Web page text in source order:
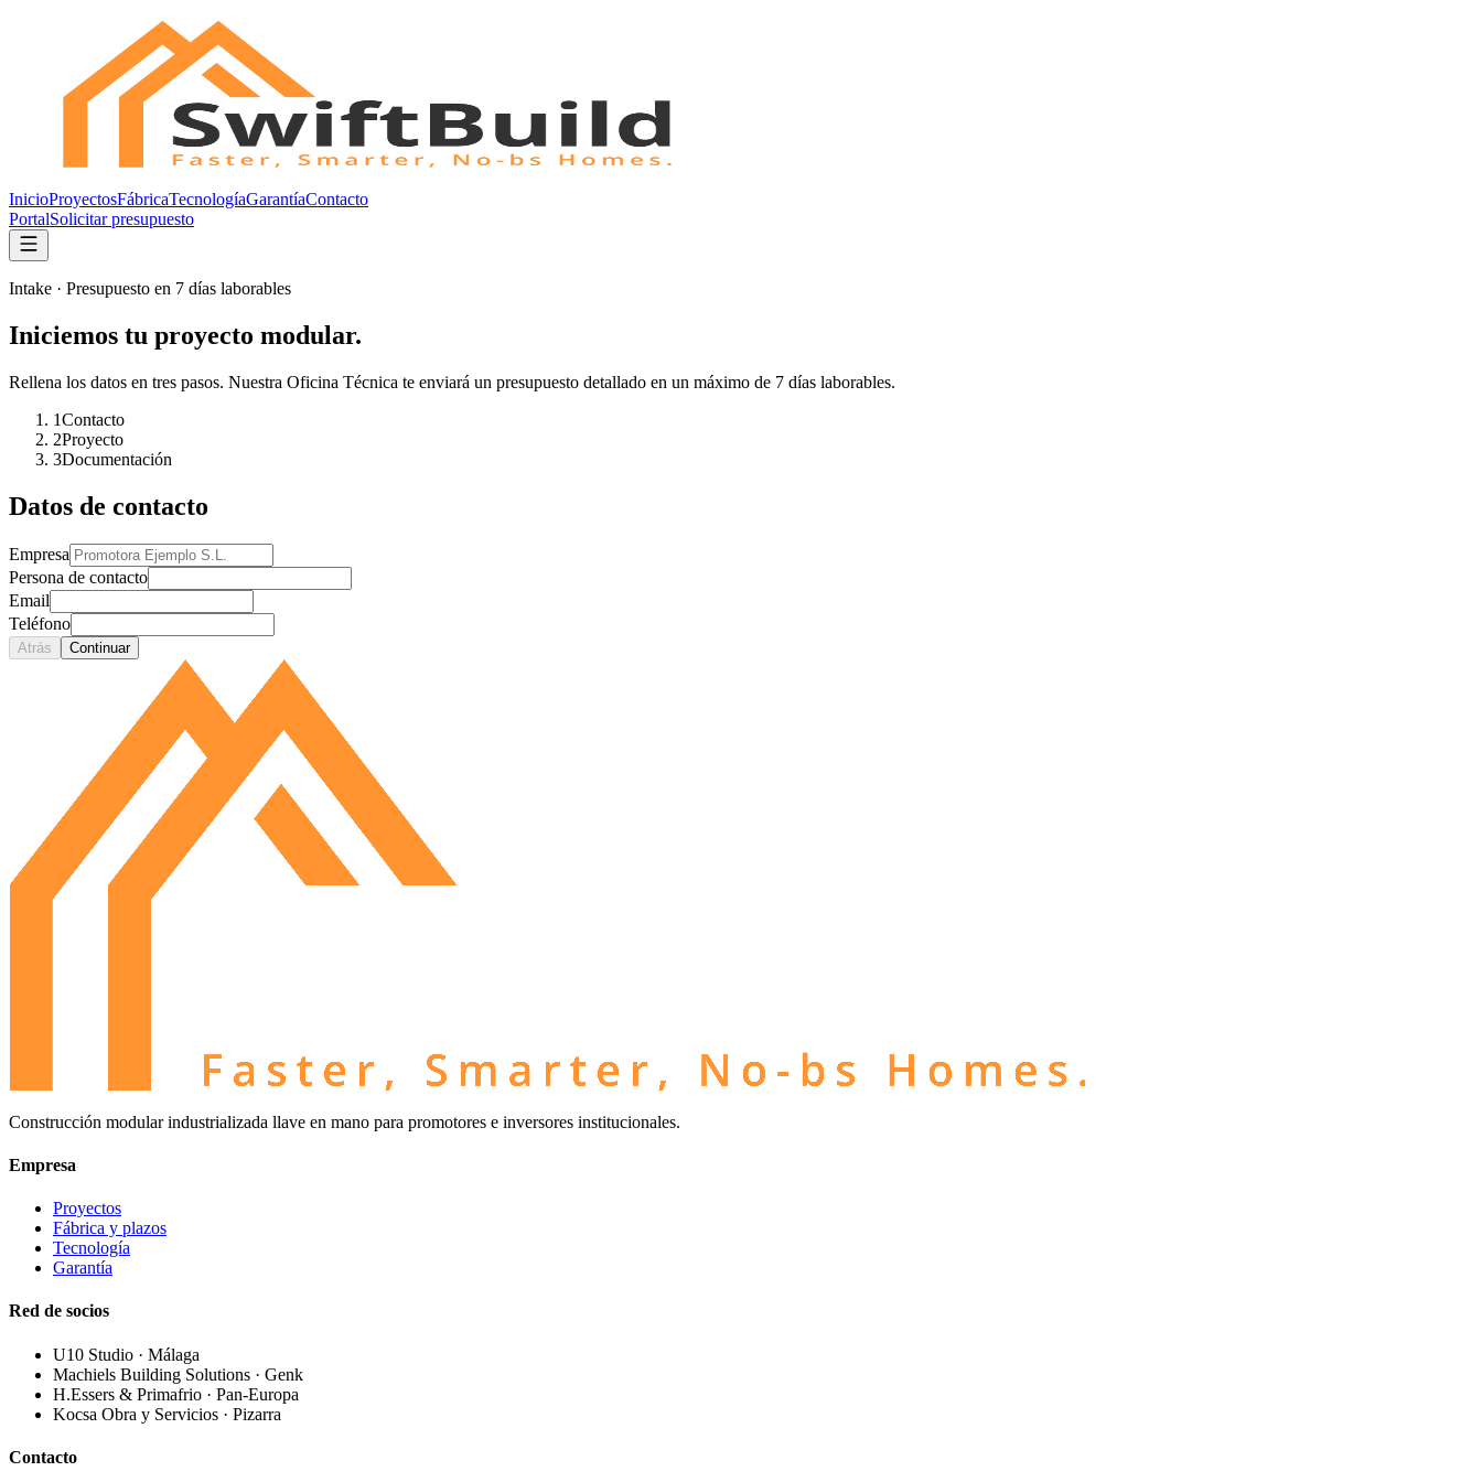
InicioProyectosFábricaTecnologíaGarantíaContacto
PortalSolicitar presupuesto
Intake · Presupuesto en 7 días laborables
Iniciemos tu proyecto modular.
Rellena los datos en tres pasos. Nuestra Oficina Técnica te enviará un presupuesto detallado en un máximo de 7 días laborables.
1Contacto
2Proyecto
3Documentación
Datos de contacto
Empresa
Persona de contacto
Email
Teléfono
Atrás Continuar
Construcción modular industrializada llave en mano para promotores e inversores institucionales.
Empresa
Proyectos
Fábrica y plazos
Tecnología
Garantía
Red de socios
U10 Studio · Málaga
Machiels Building Solutions · Genk
H.Essers & Primafrio · Pan-Europa
Kocsa Obra y Servicios · Pizarra
Contacto